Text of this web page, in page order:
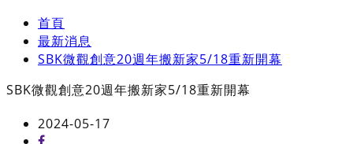
首頁
最新消息
SBK微觀創意20週年搬新家5/18重新開幕
SBK微觀創意20週年搬新家5/18重新開幕
2024-05-17